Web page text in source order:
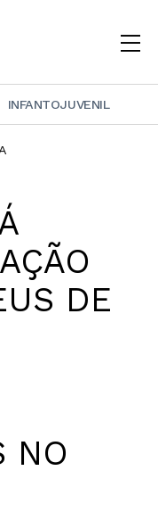
INFANTOJUVENIL
DE
NO